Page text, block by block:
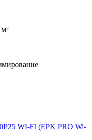
WI-FI (EPK PRO Wi-